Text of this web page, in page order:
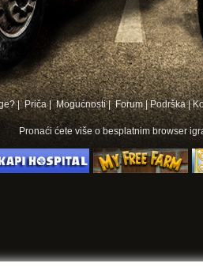
| Priča | Mogućnosti | Forum|Podrška|
Pronaći ćete više obesplatnim browser